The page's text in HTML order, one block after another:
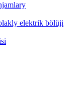
elektrik bölüji